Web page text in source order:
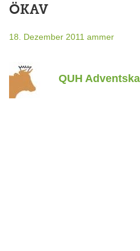
ÖKAV
18. Dezember 2011 ammer
QUH